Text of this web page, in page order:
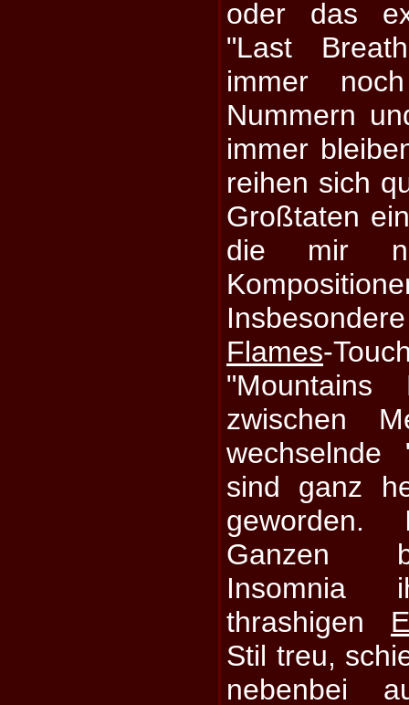
oder das
"Last
immer
Nummern
immer
reihen sich
Großtaten
die mir
Flames-
zwischen
wechselnde
sind ganz
Ganzen
Insomnia
thrashigen
Stil treu,
nebenbei